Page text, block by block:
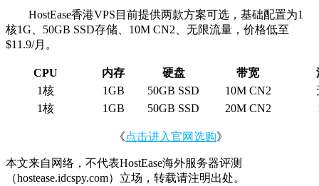
HostEase香港VPS目前提供两款方案可选，基础配置为1
核1G、50GB SSD存储、10M CN2、无限流量，价格低至
$11.9/月。
CPU 内存 硬盘 带宽
1核
1GB 50GB SSD 10M CN2
1核
1GB 50GB SSD 20M CN2
《点击进入官网选购》
本文来自网络，不代表HostEase海外服务器评测
（hostease.idcspy.com）立场，转载请注明出处。